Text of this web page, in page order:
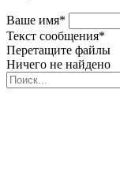
Ваше имя*
Текст сообщения*
Перетащите файлы
Ничего не найдено